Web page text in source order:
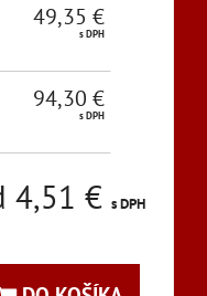
49,35 €
s DPH
94,30 €
s DPH
4,51 € s DPH